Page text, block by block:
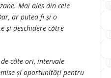
Mai ales din cele
ar putea fi și o
și deschidere către
de câte ori, intervale
și oportunități pentru